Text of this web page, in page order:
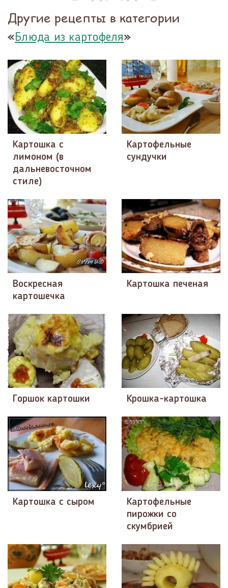
Другие рецепты в категории
«Блюда из картофеля»
Картошка c
лимоном (в
дальневосточном
стиле)
Картофельные
сундучки
Воскресная
картошечка
Картошка печеная
Горшок картошки Крошка-картошка
Картошка с сыром
Картофельные
пирожки со
скумбрией